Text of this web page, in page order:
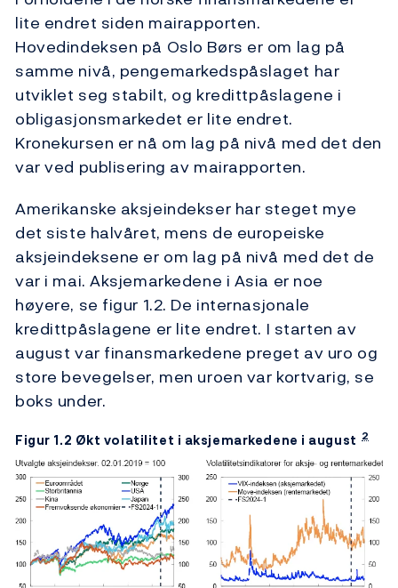
lite endret siden mairapporten.
Hovedindeksen på Oslo Børs er om lag på
samme nivå, pengemarkedspåslaget har
utviklet seg stabilt, og kredittpåslagene i
obligasjonsmarkedet er lite endret.
Kronekursen er nå om lag på nivå med det den
var ved publisering av mairapporten.
Amerikanske aksjeindekser har steget mye
det siste halvåret, mens de europeiske
aksjeindeksene er om lag på nivå med det de
var i mai. Aksjemarkedene i Asia er noe
høyere, se figur 1.2. De internasjonale
kredittpåslagene er lite endret. I starten av
august var finansmarkedene preget av uro og
store bevegelser, men uroen var kortvarig, se
boks under.
Figur 1.2 Økt volatilitet i aksjemarkedene i august 2